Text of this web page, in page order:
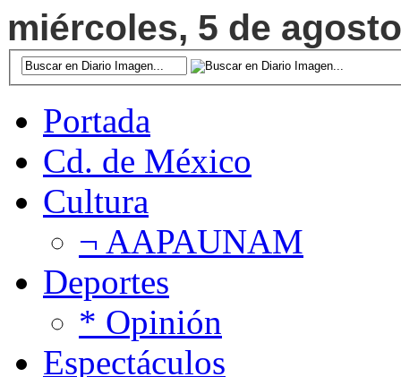
miércoles, 5 de
Portada
Cd. de México
Cultura
¬ AAPAUNAM
Deportes
* Opinión
Espectáculos